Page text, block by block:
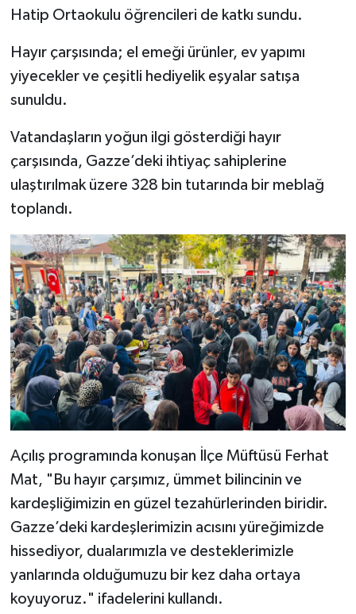
Hatip Ortaokulu öğrencileri de katkı sundu.
Hayır çarşısında; el emeği ürünler, ev yapımı
yiyecekler ve çeşitli hediyelik eşyalar satışa
sunuldu.
Vatandaşların yoğun ilgi gösterdiği hayır
çarşısında, Gazze’deki ihtiyaç sahiplerine
ulaştırılmak üzere 328 bin tutarında bir meblağ
toplandı.
Açılış programında konuşan İlçe Müftüsü Ferhat
Mat, "Bu hayır çarşımız, ümmet bilincinin ve
kardeşliğimizin en güzel tezahürlerinden biridir.
Gazze’deki kardeşlerimizin acısını yüreğimizde
hissediyor, dualarımızla ve desteklerimizle
yanlarında olduğumuzu bir kez daha ortaya
koyuyoruz." ifadelerini kullandı.
Bingöl Müftülüğü
Bitlis Müftülüğü
Bolu Müftülüğü
Burdur Müftülüğü
Bursa Müftülüğü
Çankırı Müftülüğü
Çorum Müftülüğü
Denizli Müftülüğü
Diyarbakır Müftülüğü
Düzce Müftülüğü
Edirne Müftülüğü
Elazığ Müftülüğü
Erzincan Müftülüğü
Erzurum Müftülüğü
Aile
Sağlık
Makaleler
Ekonomi
Duyurular
Bilim, Teknoloji
Biyografiler
Diyanet TV
İhtida Haberleri
YAŞAM